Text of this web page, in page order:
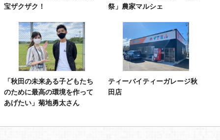
宝ザクザク！
祭」農家マルシェ
「秋田の未来ある子どもたち
のために最高の環境を作って
あげたい」菊地勇太さん
ティーバイティーガレージ秋
田店